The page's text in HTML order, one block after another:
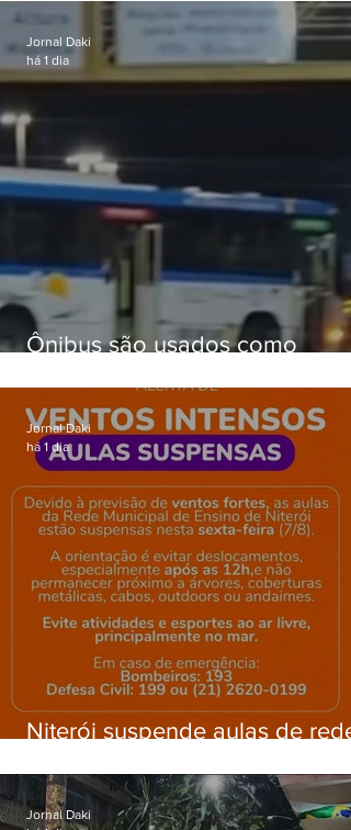
passagens
Ônibus são usados como
Gardênia Azul
Jornal Daki
há 1 dia
Niterói suspende aulas de rede
ventos fortes nesta sexta (7)
Jornal Daki
há 1 dia
Jornal Daki